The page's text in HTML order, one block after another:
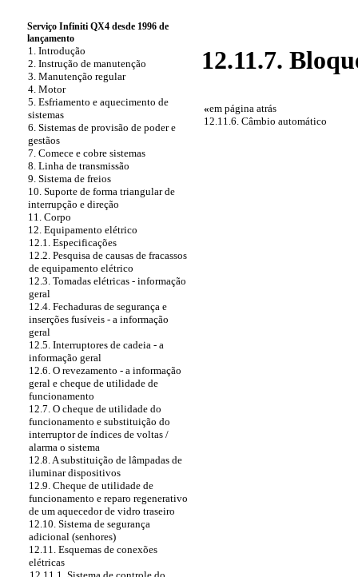
Serviço Infiniti QX4 desde 1996 de
lançamento
1. Introdução
2. Instrução de manutenção
3. Manutenção regular
4. Motor
5. Esfriamento e aquecimento de
sistemas
6. Sistemas de provisão de poder e
gestãos
7. Comece e cobre sistemas
8. Linha de transmissão
9. Sistema de freios
10. Suporte de forma triangular de
interrupção e direção
11. Corpo
12. Equipamento elétrico
12.1. Especificações
12.2. Pesquisa de causas de fracassos
de equipamento elétrico
12.3. Tomadas elétricas - informação
geral
12.4. Fechaduras de segurança e
inserções fusíveis - a informação
geral
12.5. Interruptores de cadeia - a
informação geral
12.6. O revezamento - a informação
geral e cheque de utilidade de
funcionamento
12.7. O cheque de utilidade do
funcionamento e substituição do
interruptor de índices de voltas /
alarma o sistema
12.8. A substituição de lâmpadas de
iluminar dispositivos
12.9. Cheque de utilidade de
funcionamento e reparo regenerativo
de um aquecedor de vidro traseiro
12.10. Sistema de segurança
adicional (senhores)
12.11. Esquemas de conexões
elétricas
12.11.7.
«em página atrás
12.11.6. Câmbio automático